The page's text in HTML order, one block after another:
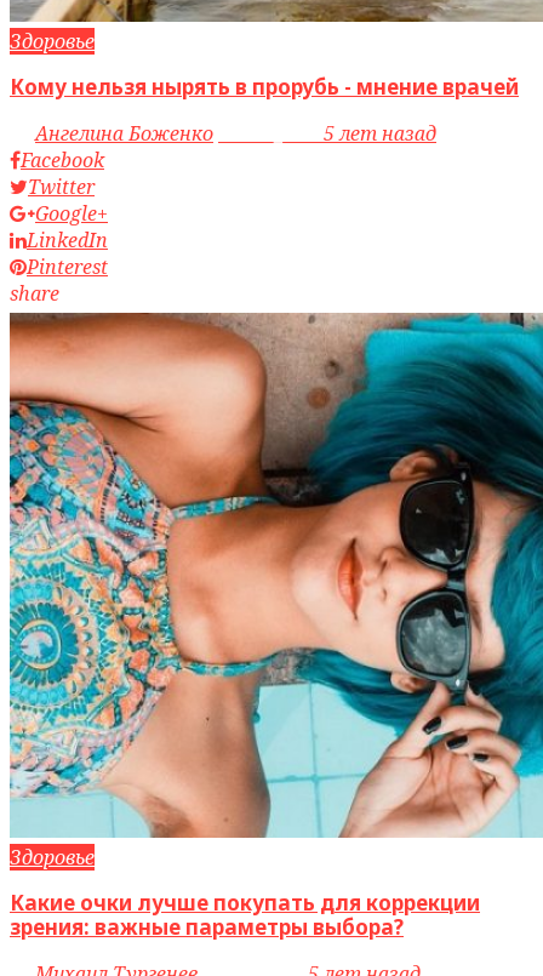
Здоровье
Кому нельзя нырять в прорубь - мнение врачей
byАнгелина Боженко
5 лет назад
Facebook
Twitter
Google+
LinkedIn
Pinterest
share
Здоровье
Какие очки лучше покупать для коррекции
зрения: важные параметры выбора?